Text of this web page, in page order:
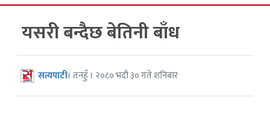
यसरी बन्दैछ बेतिनी बाँध
सत्यपाटी। तनहुँ । २०८० भदौ ३० गते शनिबार